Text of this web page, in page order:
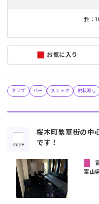
お気に入り
敷：
クラブ バー スナック 現状渡し
チェック
桜木町繁華街の中
です！
富山